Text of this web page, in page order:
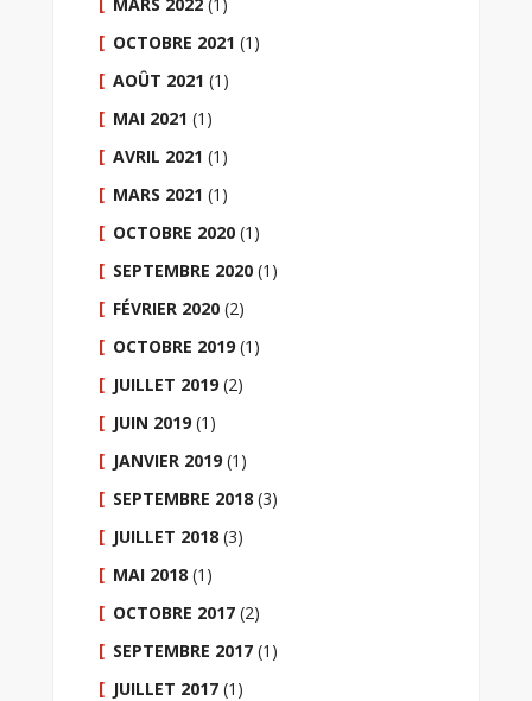
OCTOBRE 2021 (1)
AOÛT 2021 (1)
MAI 2021 (1)
AVRIL 2021 (1)
MARS 2021 (1)
OCTOBRE 2020 (1)
SEPTEMBRE 2020 (1)
FÉVRIER 2020 (2)
OCTOBRE 2019 (1)
JUILLET 2019 (2)
JUIN 2019 (1)
JANVIER 2019 (1)
SEPTEMBRE 2018 (3)
JUILLET 2018 (3)
MAI 2018 (1)
OCTOBRE 2017 (2)
SEPTEMBRE 2017 (1)
JUILLET 2017 (1)